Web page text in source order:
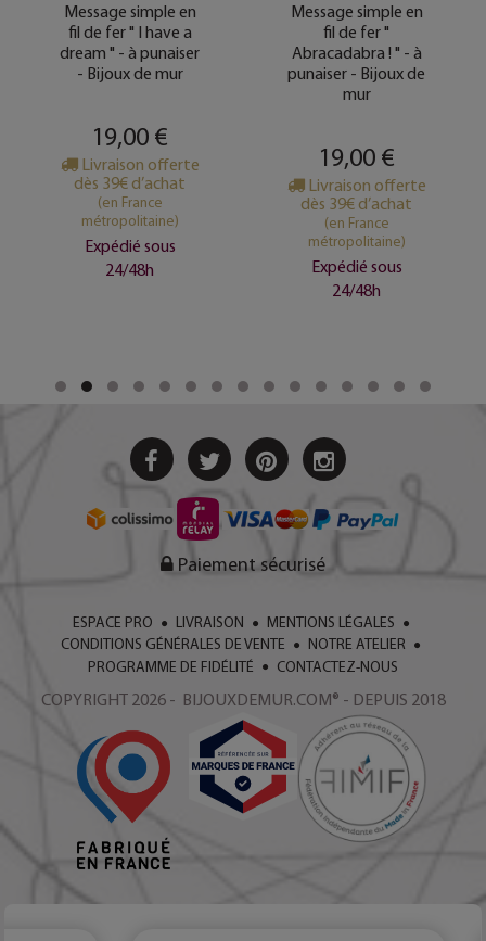
Message simple en
fil de fer " I have a
dream " - à punaiser
- Bijoux de mur
19,00 €
Livraison offerte
dès 39€ d’achat
(en France
métropolitaine)
Expédié sous
24/48h
Message simple en
fil de fer "
Abracadabra ! " - à
punaiser - Bijoux de
mur
19,00 €
Livraison offerte
dès 39€ d’achat
(en France
métropolitaine)
Expédié sous
24/48h
Paiement sécurisé
ESPACE PRO LIVRAISON
MENTIONS LÉGALES
CONDITIONS GÉNÉRALES DE VENTE
NOTRE ATELIER
PROGRAMME DE FIDÉLITÉ
CONTACTEZ-NOUS
COPYRIGHT 2026 - BIJOUXDEMUR.COM® - DEPUIS 2018